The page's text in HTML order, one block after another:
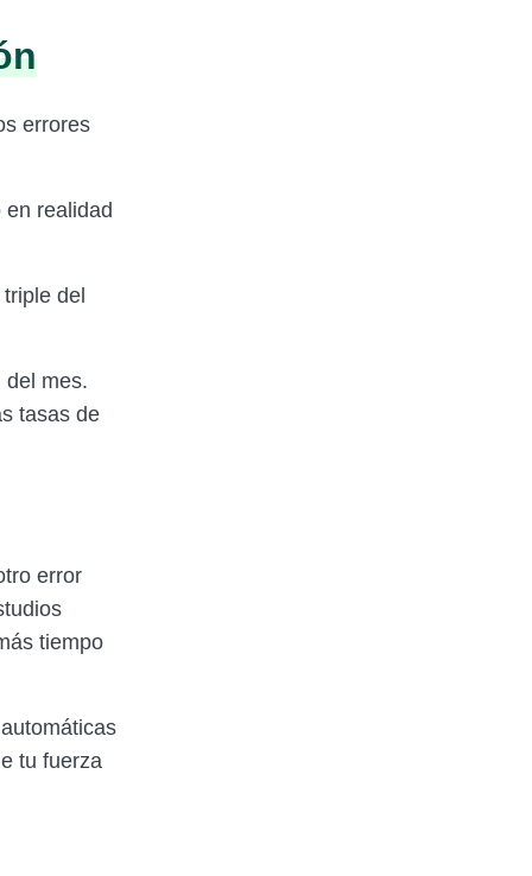
errores
realidad
del
mes.
tasas de
error
tiempo
tu fuerza